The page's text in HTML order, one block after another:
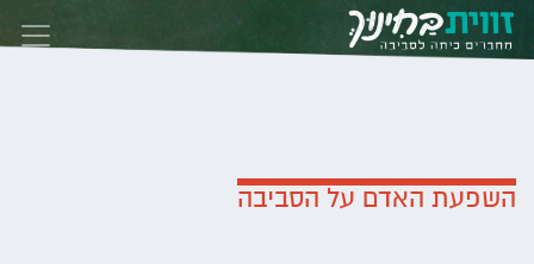
Skip to content
השפעת האדם על הסביבה